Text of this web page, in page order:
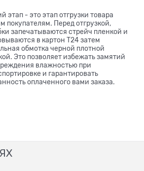
этап - это этап отгрузки товара
покупателям. Перед отгрузкой,
запечатываются стрейч пленкой и
в картон Т24 затем
обмотка черной плотной
Это позволяет избежать замятий
влажностью при
и гарантировать
оплаченного вами заказа.